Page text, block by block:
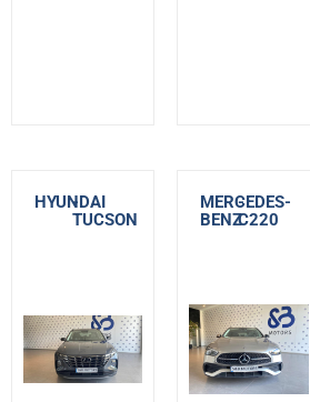
HYUNDAI
-
TUCSON
MERCEDES-
BENZ
-
C220